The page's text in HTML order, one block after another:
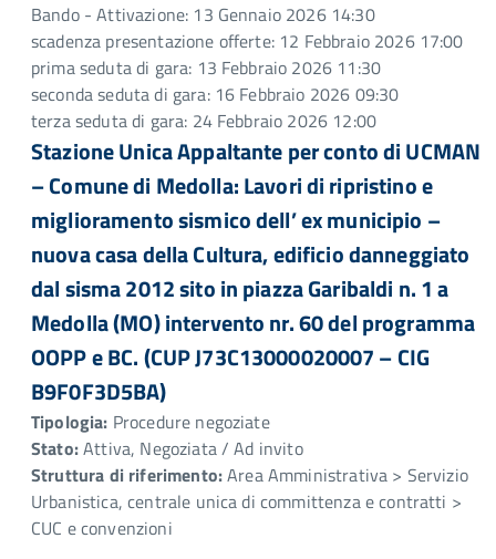
Bando - Attivazione: 13 Gennaio 2026 14:30
scadenza presentazione offerte: 12 Febbraio 2026 17:00
prima seduta di gara: 13 Febbraio 2026 11:30
seconda seduta di gara: 16 Febbraio 2026 09:30
terza seduta di gara: 24 Febbraio 2026 12:00
Stazione Unica Appaltante per conto di UCMAN
– Comune di Medolla: Lavori di ripristino e
miglioramento sismico dell’ ex municipio –
nuova casa della Cultura, edificio danneggiato
dal sisma 2012 sito in piazza Garibaldi n. 1 a
Medolla (MO) intervento nr. 60 del programma
OOPP e BC. (CUP J73C13000020007 – CIG
B9F0F3D5BA)
Tipologia: Procedure negoziate
Stato:Attiva, Negoziata / Ad invito
Struttura di riferimento:Area Amministrativa > Servizio
Urbanistica, centrale unica di committenza e contratti >
CUC e convenzioni